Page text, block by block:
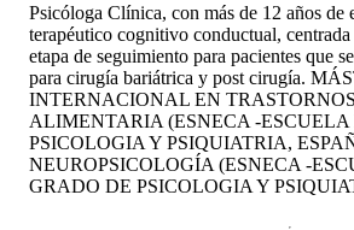
Psicóloga Clínica, con más de 12 años de
terapéutico cognitivo conductual,
etapa de seguimiento para pacientes que
para cirugía bariátrica y post cirugía.
INTERNACIONAL EN
ALIMENTARIA (ESNECA -ESCUELA
PSICOLOGIA Y PSIQUIATRIA,
NEUROPSICOLOGÍA (ESNECA -
GRADO DE PSICOLOGIA Y